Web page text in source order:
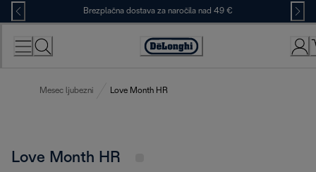
Skip
to
Content
Brezplačna dostava za naročila nad 49 €
Accessibility
Mesec ljubezni Love Month HR
Love Month HR